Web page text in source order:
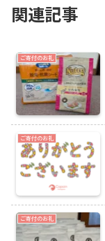
関連記事
ご寄付のお礼
ご寄付のお礼
ご寄付のお礼